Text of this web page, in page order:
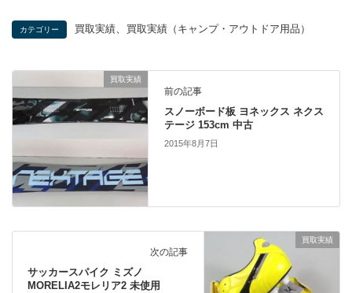
カテゴリー 買取実績 買取実績（キャンプ・アウトドア用品）
買取実績
前の記事
スノーボード板 ヨネックス ネクス
テージ 153cm 中古
2015年8月7日
買取実績
次の記事
サッカースパイク ミズノ
MORELIA2モレリア2 未使用